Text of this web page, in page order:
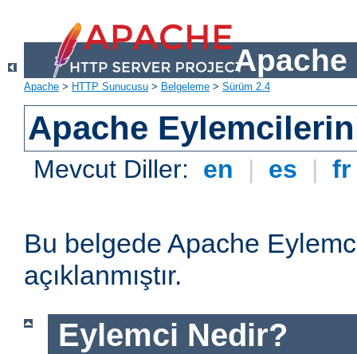
Apache
Apache > HTTP Sunucusu > Belgeleme > Sürüm 2.4
Apache
Mevcut Diller: en | es |
Bu belgede Apache
açıklanmıştır.
Eylemci Nedir?